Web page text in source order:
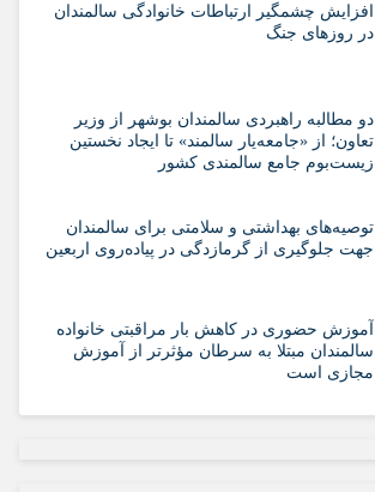
افزایش چشمگیر ارتباطات خانوادگی سالمندان
در روزهای جنگ
دو مطالبه راهبردی سالمندان بوشهر از وزیر
تعاون؛ از «جامعه‌یار سالمند» تا ایجاد نخستین
زیست‌بوم جامع سالمندی کشور
️توصیه‌های بهداشتی و سلامتی برای سالمندان
جهت جلوگیری از گرمازدگی در پیاده‌روی اربعین
آموزش حضوری در کاهش بار مراقبتی خانواده
سالمندان مبتلا به سرطان مؤثرتر از آموزش
مجازی است